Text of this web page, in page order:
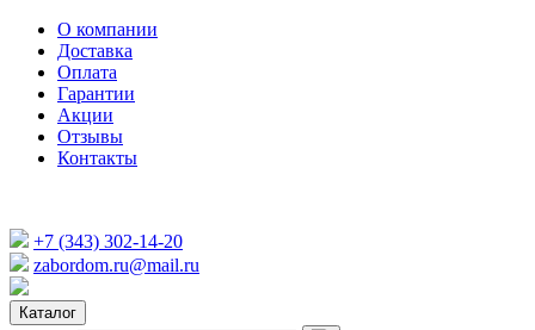
О компании
Доставка
Оплата
Гарантии
Акции
Отзывы
Контакты
+7 (343) 302-14-20
zabordom.ru@mail.ru
Каталог